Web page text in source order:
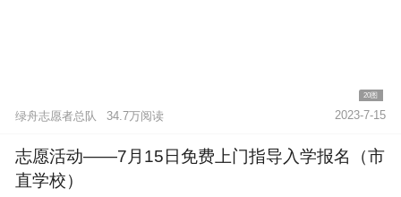
20图
绿舟志愿者总队 34.7万阅读 2023-7-15
志愿活动——7月15日免费上门指导入学报名（市
直学校）